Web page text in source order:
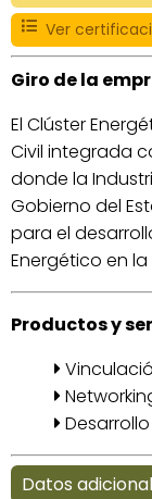
Ver
Giro de la
El Clúster
Civil integrada
donde la
Gobierno del
para el
Energético en
Productos y
Datos